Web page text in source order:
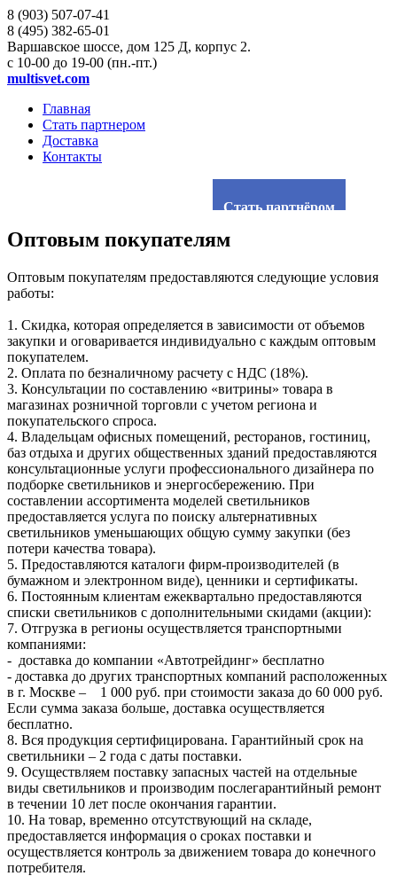
8 (903) 507-07-41
8 (495) 382-65-01
Варшавское шоссе, дом 125 Д, корпус 2.
с 10-00 до 19-00 (пн.-пт.)
multisvet.com
Главная
Стать партнером
Доставка
Контакты
Стать партнёром
Оптовым покупателям
Оптовым покупателям предоставляются следующие условия
работы:
1. Скидка, которая определяется в зависимости от объемов
закупки и оговаривается индивидуально с каждым оптовым
покупателем.
2. Оплата по безналичному расчету с НДС (18%).
3. Консультации по составлению «витрины» товара в
магазинах розничной торговли с учетом региона и
покупательского спроса.
4. Владельцам офисных помещений, ресторанов, гостиниц,
баз отдыха и других общественных зданий предоставляются
консультационные услуги профессионального дизайнера по
подборке светильников и энергосбережению. При
составлении ассортимента моделей светильников
предоставляется услуга по поиску альтернативных
светильников уменьшающих общую сумму закупки (без
потери качества товара).
5. Предоставляются каталоги фирм-производителей (в
бумажном и электронном виде), ценники и сертификаты.
6. Постоянным клиентам ежеквартально предоставляются
списки светильников с дополнительными скидами (акции):
7. Отгрузка в регионы осуществляется транспортными
компаниями:
- доставка до компании «Автотрейдинг» бесплатно
- доставка до других транспортных компаний расположенных
в г. Москве – 1 000 руб. при стоимости заказа до 60 000 руб.
Если сумма заказа больше, доставка осуществляется
бесплатно.
8. Вся продукция сертифицирована. Гарантийный срок на
светильники – 2 года с даты поставки.
9. Осуществляем поставку запасных частей на отдельные
виды светильников и производим послегарантийный ремонт
в течении 10 лет после окончания гарантии.
10. На товар, временно отсутствующий на складе,
предоставляется информация о сроках поставки и
осуществляется контроль за движением товара до конечного
потребителя.